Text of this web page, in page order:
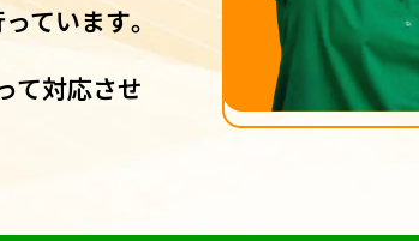
ています｡
て対応させ